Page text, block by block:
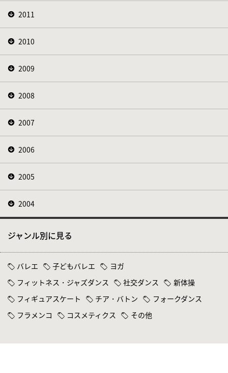
2011
2010
2009
2008
2007
2006
2005
2004
ジャンル別に見る
バレエ 子どもバレエ
ヨガ
フィットネス・ジャズダンス
社交ダンス
新体操
フィギュアスケート
チア・バトン
フォークダンス
フラメンコ
コスメティクス その他